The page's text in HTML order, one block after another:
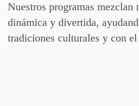
Nuestros programas
dinámica y divertida,
tradiciones culturales y con